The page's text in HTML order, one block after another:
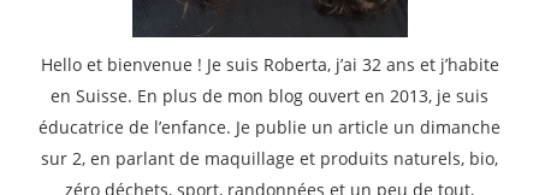
Hello et bienvenue ! Je suis Roberta, j’ai 32 ans et j’habite
en Suisse. En plus de mon blog ouvert en 2013, je suis
éducatrice de l’enfance. Je publie un article un dimanche
sur 2, en parlant de maquillage et produits naturels, bio,
zéro déchets, sport, randonnées et un peu de tout,